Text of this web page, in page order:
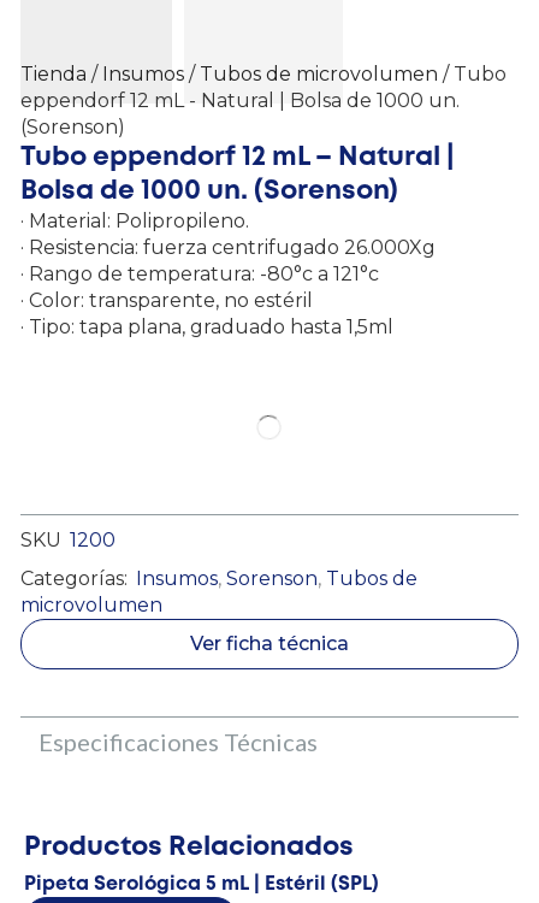
Tienda / Insumos / Tubos de microvolumen / Tubo
eppendorf 12 mL - Natural | Bolsa de 1000 un.
(Sorenson)
Tubo eppendorf 12 mL – Natural |
Bolsa de 1000 un. (Sorenson)
· Material: Polipropileno.
· Resistencia: fuerza centrifugado 26.000Xg
· Rango de temperatura: -80°c a 121°c
· Color: transparente, no estéril
· Tipo: tapa plana, graduado hasta 1,5ml
SKU 1200
Categorías: Insumos, Sorenson, Tubos de
microvolumen
Ver ficha técnica
Especificaciones Técnicas
Productos Relacionados
Pipeta Serológica 5 mL | Estéril (SPL)